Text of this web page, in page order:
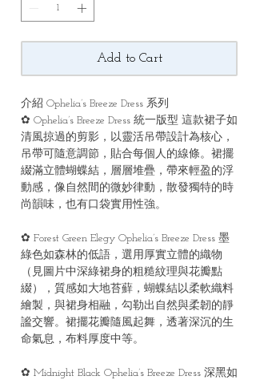
Add to Cart
介紹 Ophelia’s Breeze Dress 系列
✿ Ophelia’s Breeze Dress 統一版型 這款裙子如
清風掠過的剪影，以靈活吊帶設計為核心，
吊帶可隨意調節，貼合每個人的線條。裙擺
綴滿立體蝴蝶結，層層堆疊，帶來輕盈的浮
動感，像自然間的微妙律動，散發獨特的時
尚韻味，也有口袋實用性強。
✿ Forest Green Elegy Ophelia’s Breeze Dress 墨
綠色如森林的低語，選用厚實立體的織物
（見圖片中深綠裙身的粗糙紋理與花瓣點
綴），質感如大地苔蘚，蝴蝶結以柔軟織料
繪製，與裙身相融，勾勒出自然與柔韌的靜
謐交響。裙擺花瓣隨風起舞，透著深沉的生
命氣息，布料厚度中等。
✿ Midnight Black Ophelia’s Breeze Dress 深黑如